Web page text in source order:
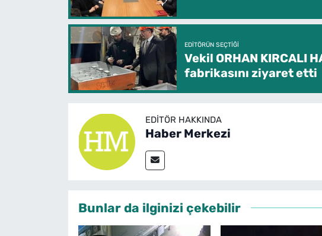
EDITÖRÜN SEÇTIĞI
Vekil ORHAN KIRCALI
fabrikasını ziyaret etti
EDITÖR HAKKINDA
Haber Merkezi
Bunlar da ilginizi çekebilir